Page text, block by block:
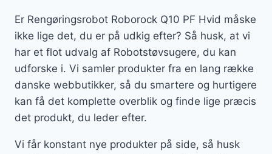
Er Rengøringsrobot Roborock Q10 PF Hvid måske
ikke lige det, du er på udkig efter? Så husk, at vi
har et flot udvalg af Robotstøvsugere, du kan
udforske i. Vi samler produkter fra en lang række
danske webbutikker, så du smartere og hurtigere
kan få det komplette overblik og finde lige præcis
det produkt, du leder efter.
Vi får konstant nye produkter på side, så husk